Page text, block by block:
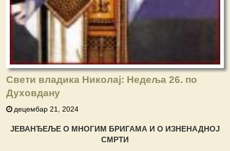
Свети владика Николај: Недеља 26. по
Духовдану
децембар 21, 2024
ЈЕВАНЂЕЉЕ О МНОГИМ БРИГАМА И О ИЗНЕНАДНОЈ
СМРТИ